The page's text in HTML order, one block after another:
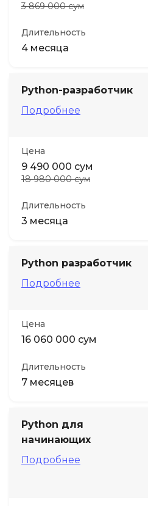
3 869 000 сум
Длительность
4 месяца
Python-разработчик
Подробнее
Цена
9 490 000 сум
18 980 000 сум
Длительность
3 месяца
Python разработчик
Подробнее
Цена
16 060 000 сум
Длительность
7 месяцев
Python для
начинающих
Подробнее